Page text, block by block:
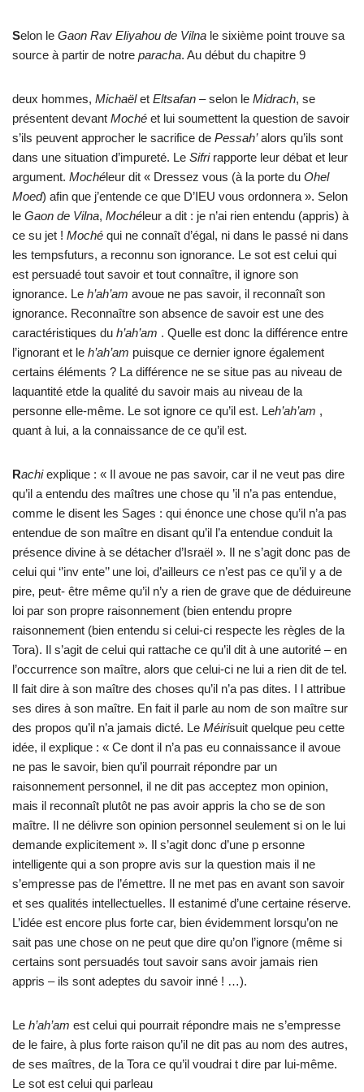
Selon le Gaon Rav Eliyahou de Vilna le sixième point trouve sa
source à partir de notre paracha. Au début du chapitre 9
deux hommes, Michaëlet Eltsafan – selon le Midrach, se
présentent devant Moché et lui soumettent la question de savoir
s’ils peuvent approcher le sacrifice de Pessah’alors qu’ils sont
dans une situation d’impureté. Le Sifrirapporte leur débat et leur
argument. Mochéleur dit « Dressez vous (à la porte du Ohel
Moed) afin que j’entende ce que D’IEU vous ordonnera ». Selon
le Gaon de Vilna, Mochéleur a dit : je n’ai rien entendu (appris) à
ce su jet ! Moché qui ne connaît d’égal, ni dans le passé ni dans
les tempsfuturs, a reconnu son ignorance. Le sot est celui qui
est persuadé tout savoir et tout connaître, il ignore son
ignorance. Le h’ah’am avoue ne pas savoir, il reconnaît son
ignorance. Reconnaître son absence de savoir est une des
caractéristiques du h’ah’am . Quelle est donc la différence entre
l’ignorant et le h’ah’am puisque ce dernier ignore également
certains éléments ? La différence ne se situe pas au niveau de
laquantité etde la qualité du savoir mais au niveau de la
personne elle-même. Le sot ignore ce qu’il est. Leh’ah’am ,
quant à lui, a la connaissance de ce qu’il est.
Rachiexplique : « Il avoue ne pas savoir, car il ne veut pas dire
qu’il a entendu des maîtres une chose qu ’il n’a pas entendue,
comme le disent les Sages : qui énonce une chose qu’il n’a pas
entendue de son maître en disant qu’il l’a entendue conduit la
présence divine à se détacher d’Israël ». Il ne s’agit donc pas de
celui qui ‘’inv ente’’ une loi, d’ailleurs ce n’est pas ce qu’il y a de
pire, peut- être même qu’il n’y a rien de grave que de déduireune
loi par son propre raisonnement (bien entendu propre
raisonnement (bien entendu si celui-ci respecte les règles de la
Tora). Il s’agit de celui qui rattache ce qu’il dit à une autorité – en
l’occurrence son maître, alors que celui-ci ne lui a rien dit de tel.
Il fait dire à son maître des choses qu’il n’a pas dites. I l attribue
ses dires à son maître. En fait il parle au nom de son maître sur
des propos qu’il n’a jamais dicté. Le Méirisuit quelque peu cette
idée, il explique : « Ce dont il n’a pas eu connaissance il avoue
ne pas le savoir, bien qu’il pourrait répondre par un
raisonnement personnel, il ne dit pas acceptez mon opinion,
mais il reconnaît plutôt ne pas avoir appris la cho se de son
maître. Il ne délivre son opinion personnel seulement si on le lui
demande explicitement ». Il s’agit donc d’une p ersonne
intelligente qui a son propre avis sur la question mais il ne
s’empresse pas de l’émettre. Il ne met pas en avant son savoir
et ses qualités intellectuelles. Il estanimé d’une certaine réserve.
L’idée est encore plus forte car, bien évidemment lorsqu’on ne
sait pas une chose on ne peut que dire qu’on l’ignore (même si
certains sont persuadés tout savoir sans avoir jamais rien
appris – ils sont adeptes du savoir inné ! …).
Le h’ah’am est celui qui pourrait répondre mais ne s’empresse
de le faire, à plus forte raison qu’il ne dit pas au nom des autres,
de ses maîtres, de la Tora ce qu’il voudrai t dire par lui-même.
Le sot est celui qui parleau